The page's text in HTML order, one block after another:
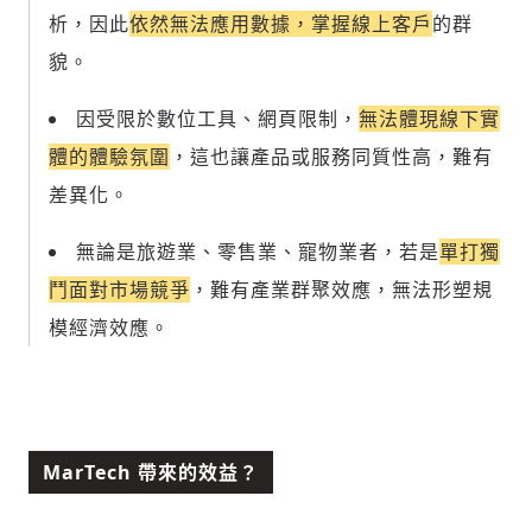
析，因此依然無法應用數據，掌握線上客戶的群
貌。
因受限於數位工具、網頁限制， 無法體現線下實
體的體驗氛圍 ，這也讓產品或服務同質性高，難有
差異化。
無論是旅遊業、零售業、寵物業者，若是單打獨
鬥面對市場競爭 ，難有產業群聚效應，無法形塑規
模經濟效應。
MarTech 帶來的效益？